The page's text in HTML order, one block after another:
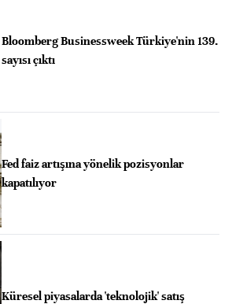
Bloomberg Businessweek Türkiye'nin 139.
sayısı çıktı
Fed faiz artışına yönelik pozisyonlar
kapatılıyor
Küresel piyasalarda 'teknolojik' satış